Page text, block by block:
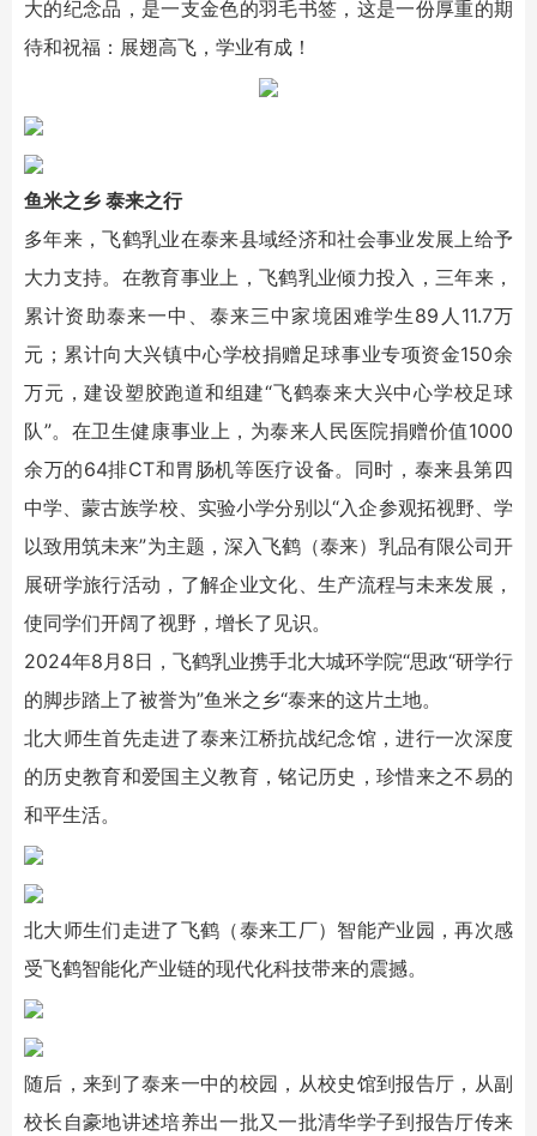
大的纪念品，是一支金色的羽毛书签，这是一份厚重的期
待和祝福：展翅高飞，学业有成！
鱼米之乡 泰来之行
多年来，飞鹤乳业在泰来县域经济和社会事业发展上给予
大力支持。在教育事业上，飞鹤乳业倾力投入，三年来，
累计资助泰来一中、泰来三中家境困难学生89人11.7万
元；累计向大兴镇中心学校捐赠足球事业专项资金150余
万元，建设塑胶跑道和组建“飞鹤泰来大兴中心学校足球
队”。在卫生健康事业上，为泰来人民医院捐赠价值1000
余万的64排CT和胃肠机等医疗设备。同时，泰来县第四
中学、蒙古族学校、实验小学分别以“入企参观拓视野、学
以致用筑未来”为主题，深入飞鹤（泰来）乳品有限公司开
展研学旅行活动，了解企业文化、生产流程与未来发展，
使同学们开阔了视野，增长了见识。
2024年8月8日，飞鹤乳业携手北大城环学院“思政“研学行
的脚步踏上了被誉为”鱼米之乡“泰来的这片土地。
北大师生首先走进了泰来江桥抗战纪念馆，进行一次深度
的历史教育和爱国主义教育，铭记历史，珍惜来之不易的
和平生活。
北大师生们走进了飞鹤（泰来工厂）智能产业园，再次感
受飞鹤智能化产业链的现代化科技带来的震撼。
随后，来到了泰来一中的校园，从校史馆到报告厅，从副
校长自豪地讲述培养出一批又一批清华学子到报告厅传来